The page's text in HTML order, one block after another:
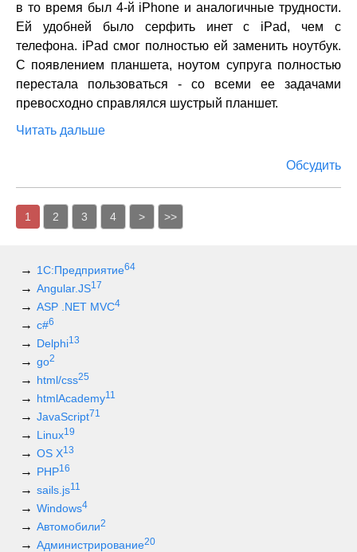
в то время был 4-й iPhone и аналогичные трудности.
Ей удобней было серфить инет с iPad, чем с
телефона. iPad смог полностью ей заменить ноутбук.
С появлением планшета, ноутом супруга полностью
перестала пользоваться - со всеми ее задачами
превосходно справлялся шустрый планшет.
Читать дальше
Обсудить
1 2 3 4 > >>
1С:Предприятие64
Angular.JS17
ASP .NET MVC4
c#6
Delphi13
go2
html/css25
htmlAcademy11
JavaScript71
Linux19
OS X13
PHP16
sails.js11
Windows4
Автомобили2
Администрирование20